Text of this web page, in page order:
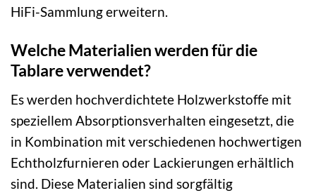
HiFi-Sammlung erweitern.
Welche Materialien werden für die
Tablare verwendet?
Es werden hochverdichtete Holzwerkstoffe mit
speziellem Absorptionsverhalten eingesetzt, die
in Kombination mit verschiedenen hochwertigen
Echtholzfurnieren oder Lackierungen erhältlich
sind. Diese Materialien sind sorgfältig